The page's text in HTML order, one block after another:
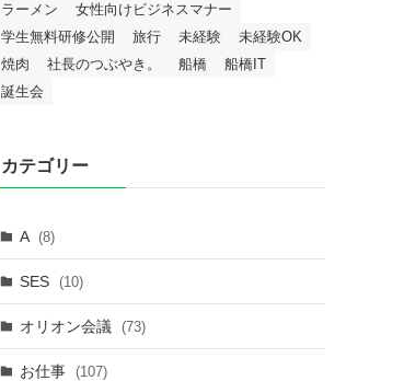
ラーメン
女性向けビジネスマナー
学生無料研修公開
旅行 未経験
未経験OK
焼肉
社長のつぶやき。 船橋
船橋IT
誕生会
カテゴリー
A (8)
SES (10)
オリオン会議 (73)
お仕事 (107)